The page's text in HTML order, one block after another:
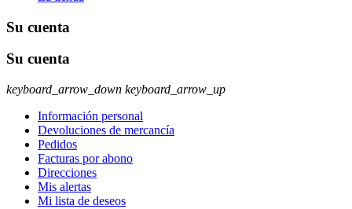
Su cuenta
Su cuenta
keyboard_arrow_down keyboard_arrow_up
Información personal
Devoluciones de mercancía
Pedidos
Facturas por abono
Direcciones
Mis alertas
Mi lista de deseos